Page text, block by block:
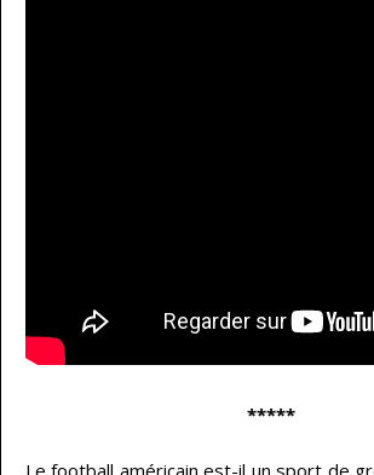
*****
Le football américain est-il un sport de